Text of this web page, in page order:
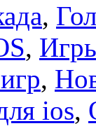
,
,
,
ios,